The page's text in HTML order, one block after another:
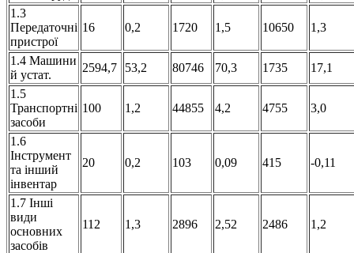
1.3
Передаточні
пристрої
16 0,2 1720 1,5 10650 1,3
1.4 Машини
й устат.
2594,7 53,2 80746 70,3 1735
17,1
1.5
Транспортні
засоби
100 1,2 44855 4,2 4755 3,0
1.6
Інструмент
та інший
інвентар
20 0,2 103 0,09 415 -0,11
1.7 Інші
види
основних
засобів
112 1,3 2896 2,52 2486 1,2